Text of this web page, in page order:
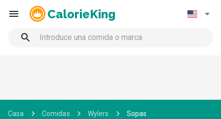
CalorieKing
Casa Comidas Wylers Sopas